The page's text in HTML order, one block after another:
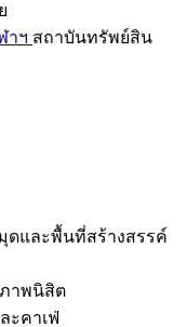
าฯ สถาบันทรัพย์สิน
ดและพื้นที่สร้างสรรค์
าพนิสิต
ะคาเฟ่